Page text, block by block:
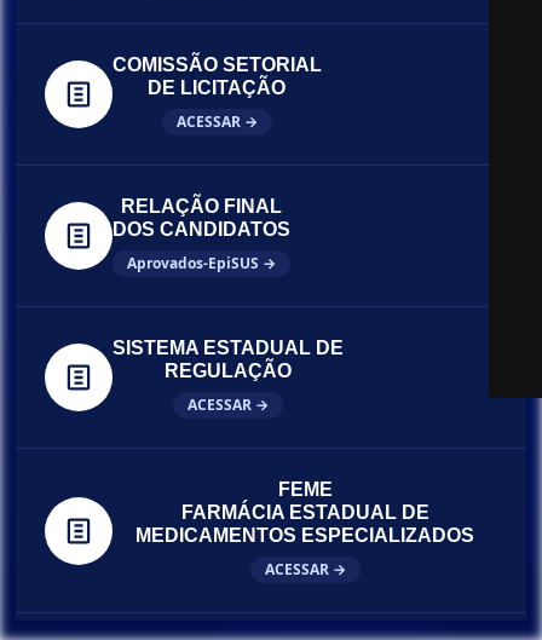
COMISSÃO SETORIAL
DE LICITAÇÃO
ACESSAR →
RELAÇÃO FINAL
DOS CANDIDATOS
Aprovados-EpiSUS →
SISTEMA ESTADUAL DE
REGULAÇÃO
ACESSAR →
FEME
FARMÁCIA ESTADUAL DE
MEDICAMENTOS ESPECIALIZADOS
ACESSAR →